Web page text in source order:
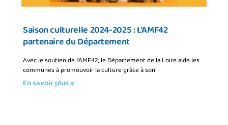
Saison culturelle 2024-2025 : L’AMF42
partenaire du Département
Avec le soutien de l’AMF42, le Département de la Loire aide les
communes à promouvoir la culture grâce à son
En savoir plus »